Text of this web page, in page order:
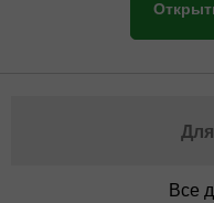
Все